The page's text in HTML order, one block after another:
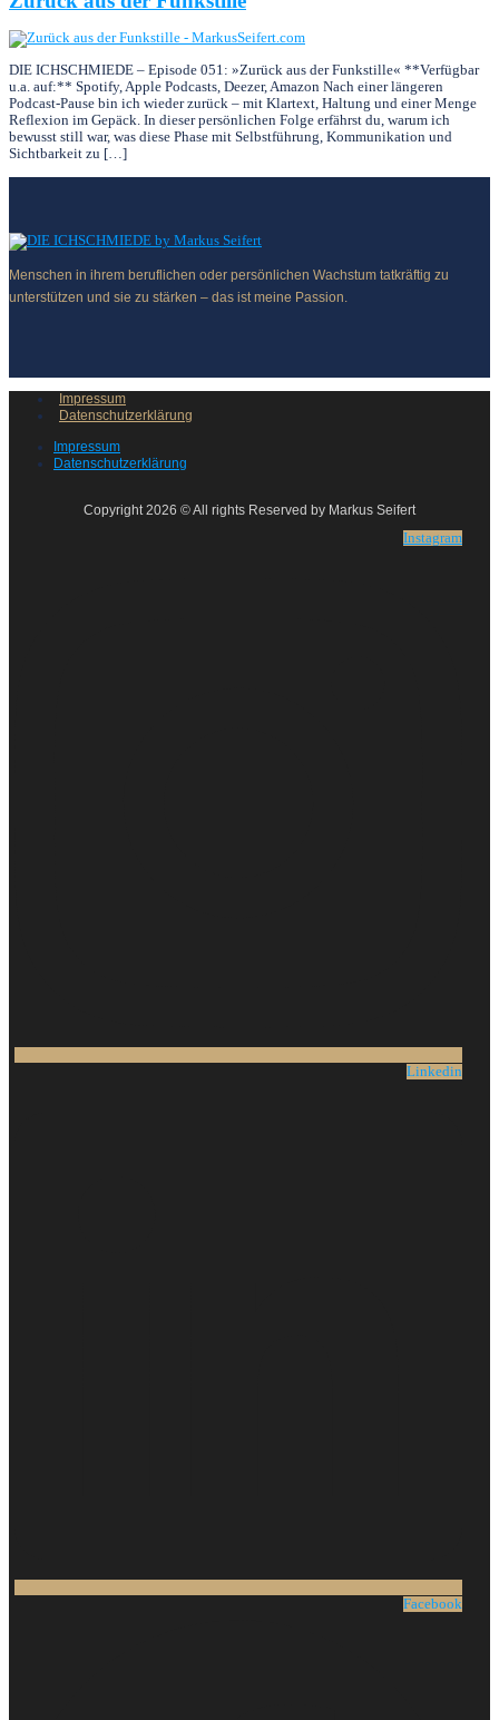
DIE ICHSCHMIEDE – Episode 051: »Zurück aus der Funkstille« **Verfügbar
u.a. auf:** Spotify, Apple Podcasts, Deezer, Amazon Nach einer längeren
Podcast-Pause bin ich wieder zurück – mit Klartext, Haltung und einer Menge
Reflexion im Gepäck. In dieser persönlichen Folge erfährst du, warum ich
bewusst still war, was diese Phase mit Selbstführung, Kommunikation und
Sichtbarkeit zu […]
Menschen in ihrem beruflichen oder persönlichen Wachstum tatkräftig zu
unterstützen und sie zu stärken – das ist meine Passion.
Impressum
Datenschutzerklärung
Impressum
Datenschutzerklärung
Copyright 2026 © All rights Reserved by Markus Seifert
Instagram
Linkedin
Facebook